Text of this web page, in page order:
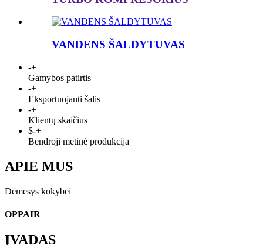
VANDENS ŠALDYTUVAS
-+
Gamybos patirtis
-+
Eksportuojanti šalis
-+
Klientų skaičius
$-+
Bendroji metinė produkcija
APIE MUS
Dėmesys kokybei
OPPAIR
ĮVADAS